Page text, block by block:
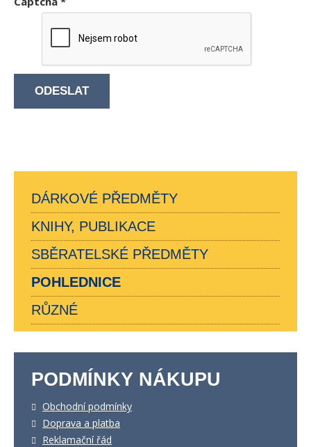
ODESLAT
DÁRKOVÉ PŘEDMĚTY
KNIHY, PUBLIKACE
SBĚRATELSKÉ PŘEDMĚTY
POHLEDNICE
RŮZNÉ
PODMÍNKY NÁKUPU
Obchodní podmínky
Doprava a platba
Reklamační řád